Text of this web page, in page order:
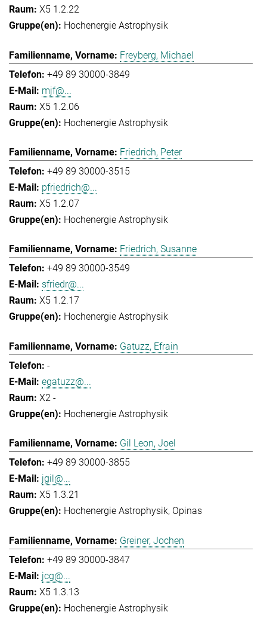
X5 1.2.22
Hochenergie Astrophysik
Freyberg, Michael
+49 89 30000-3849
mjf@...
X5 1.2.06
Hochenergie Astrophysik
Friedrich, Peter
+49 89 30000-3515
pfriedrich@...
X5 1.2.07
Hochenergie Astrophysik
Friedrich, Susanne
+49 89 30000-3549
sfriedr@...
X5 1.2.17
Hochenergie Astrophysik
Gatuzz, Efrain
-
egatuzz@...
X2 -
Hochenergie Astrophysik
Gil Leon, Joel
+49 89 30000-3855
jgil@...
X5 1.3.21
Hochenergie Astrophysik Opinas
Greiner, Jochen
+49 89 30000-3847
jcg@...
X5 1.3.13
Hochenergie Astrophysik